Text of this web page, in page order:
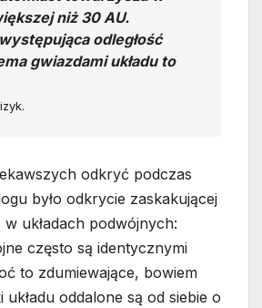
niż 30 AU.
odległość
gwiazdami układu to
odkryć podczas
było odkrycie zaskakującej
układach podwójnych:
często są identycznymi
to zdumiewające, bowiem
układu oddalone są od siebie o